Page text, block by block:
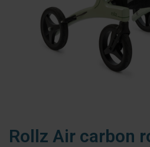
Rollz Air carbon